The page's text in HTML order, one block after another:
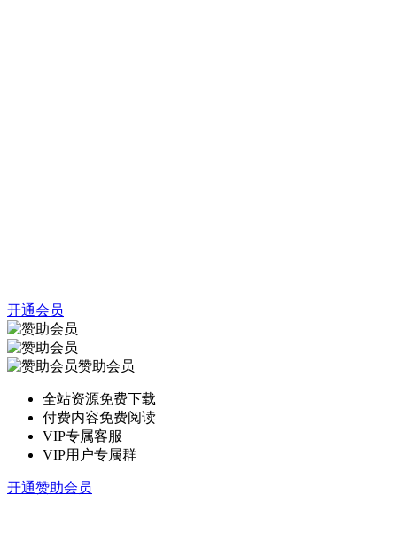
开通会员
赞助会员
全站资源免费下载
付费内容免费阅读
VIP专属客服
VIP用户专属群
开通赞助会员